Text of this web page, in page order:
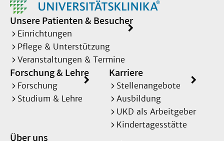
Unsere Patienten & Besucher
Einrichtungen
Pflege & Unterstützung
Veranstaltungen & Termine
Forschung & Lehre
Forschung
Studium & Lehre
Karriere
Stellenangebote
Ausbildung
UKD als Arbeitgeber
Kindertagesstätte
Über uns